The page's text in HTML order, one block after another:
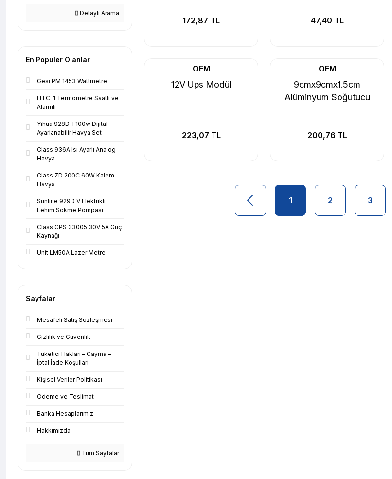
Detaylı Arama
En Populer Olanlar
Gesi PM 1453 Wattmetre
HTC-1 Termometre Saatli ve
Alarmlı
Yihua 928D-I 100w Dijital
Ayarlanabilir Havya Set
Class 936A Isı Ayarlı Analog
Havya
Class ZD 200C 60W Kalem
Havya
Sunline 929D V Elektrikli
Lehim Sökme Pompası
Class CPS 33005 30V 5A Güç
Kaynağı
Unit LM50A Lazer Metre
Sayfalar
Mesafeli Satış Sözleşmesi
Gizlilik ve Güvenlik
Tüketici Haklari – Cayma –
İptal İade Koşullari
Kişisel Veriler Politikası
Ödeme ve Teslimat
Banka Hesaplarımız
Hakkımızda
Tüm Sayfalar
172,87 TL 47,40 TL
OEM
12V Ups Modül
223,07 TL
OEM
9cmx9cmx1.5cm
Alüminyum Soğutucu
200,76 TL
1 2 3